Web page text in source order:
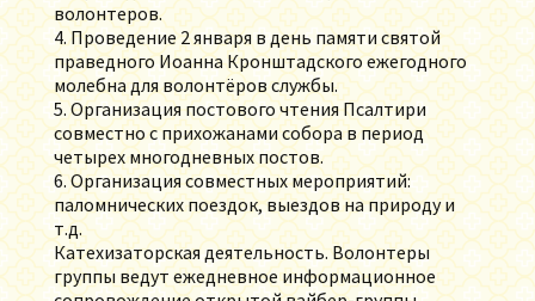
волонтеров.
4. Проведение 2 января в день памяти святой
праведного Иоанна Кронштадского ежегодного
молебна для волонтёров службы.
5. Организация постового чтения Псалтири
совместно с прихожанами собора в период
четырех многодневных постов.
6. Организация совместных мероприятий:
паломнических поездок, выездов на природу и
т.д.
Катехизаторская деятельность. Волонтеры
группы ведут ежедневное информационное